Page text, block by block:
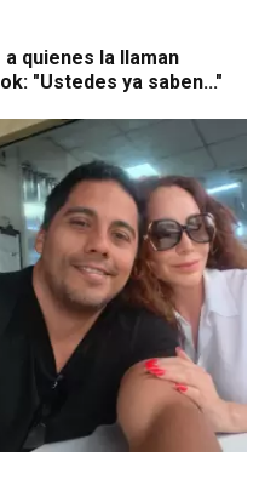
quienes la llaman
"Ustedes ya saben..."